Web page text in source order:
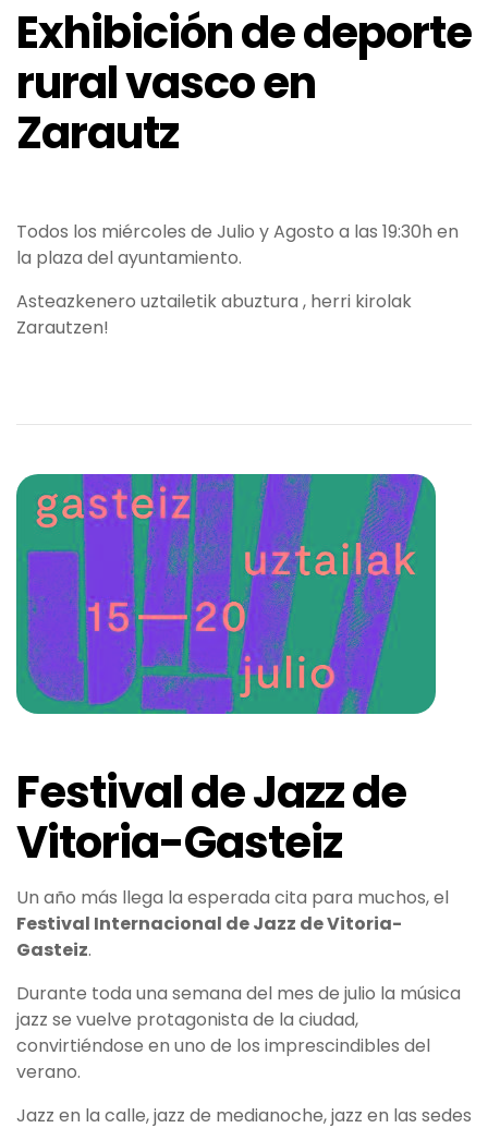
Exhibición de deporte
rural vasco en
Zarautz
Todos los miércoles de Julio y Agosto a las 19:30h en
la plaza del ayuntamiento.
Asteazkenero uztailetik abuztura , herri kirolak
Zarautzen!
Festival de Jazz de
Vitoria-Gasteiz
Un año más llega la esperada cita para muchos, el
Festival Internacional de Jazz de Vitoria-
Gasteiz.
Durante toda una semana del mes de julio la música
jazz se vuelve protagonista de la ciudad,
convirtiéndose en uno de los imprescindibles del
verano.
Jazz en la calle, jazz de medianoche, jazz en las sedes